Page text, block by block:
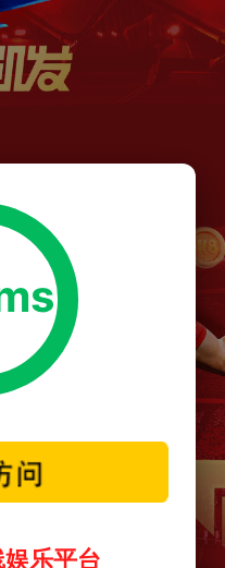
乐平台